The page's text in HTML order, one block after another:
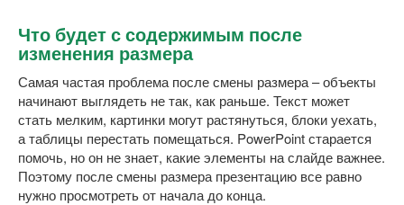
Что будет с содержимым после
изменения размера
Самая частая проблема после смены размера – объекты
начинают выглядеть не так, как раньше. Текст может
стать мелким, картинки могут растянуться, блоки уехать,
а таблицы перестать помещаться. PowerPoint старается
помочь, но он не знает, какие элементы на слайде важнее.
Поэтому после смены размера презентацию все равно
нужно просмотреть от начала до конца.